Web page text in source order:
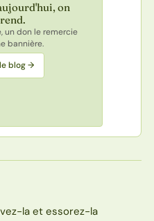
on
un don le remercie
bannière.
blog →
la et essorez-la